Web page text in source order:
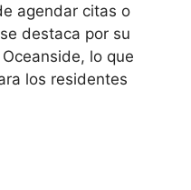
agendar citas o
destaca por su
lo que
los residentes